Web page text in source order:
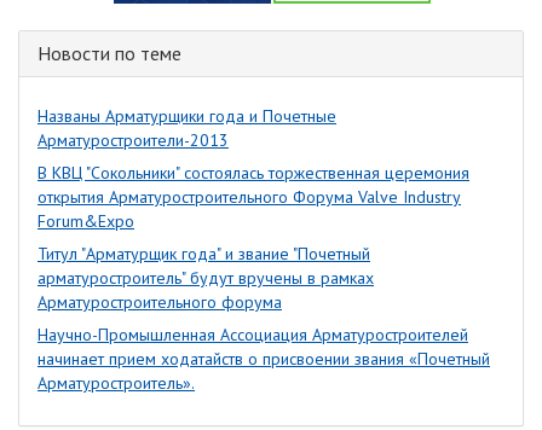
Новости по теме
Названы Арматурщики года и Почетные
Арматуростроители-2013
В КВЦ "Сокольники" состоялась торжественная церемония
открытия Арматуростроительного Форума Valve Industry
Forum&Expo
Титул "Арматурщик года" и звание "Почетный
арматуростроитель" будут вручены в рамках
Арматуростроительного форума
Научно-Промышленная Ассоциация Арматуростроителей
начинает прием ходатайств о присвоении звания «Почетный
Арматуростроитель».